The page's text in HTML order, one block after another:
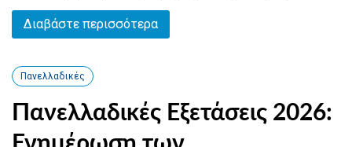
Διαβάστε περισσότερα
Πανελλαδικές
Πανελλαδικές Εξετάσεις 2026: